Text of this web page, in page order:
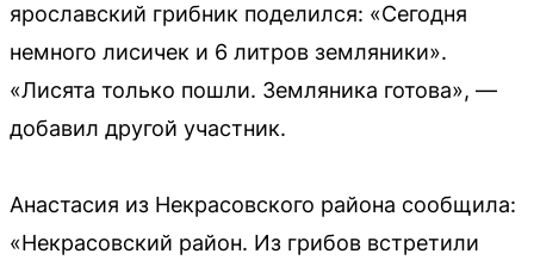
ярославский грибник поделился: «Сегодня
немного лисичек и 6 литров земляники».
«Лисята только пошли. Земляника готова», —
добавил другой участник.
Анастасия из Некрасовского района сообщила:
«Некрасовский район. Из грибов встретили